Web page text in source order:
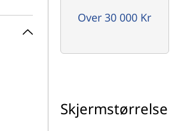
Over 30 000 Kr
Skjermstørrelse